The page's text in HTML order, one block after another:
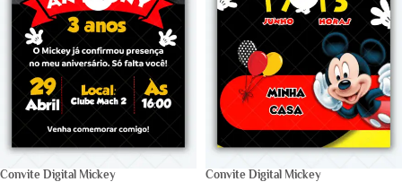
Convite Digital Mickey Convite Digital Mickey